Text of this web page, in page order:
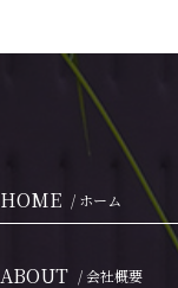
HOME / ホーム
ABOUT / 会社概要